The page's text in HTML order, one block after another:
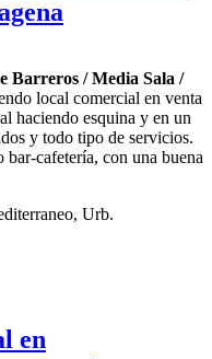
Barreros / Media Sala /
local comercial en venta
haciendo esquina y en un
y todo tipo de servicios.
cafetería, con una buena
en